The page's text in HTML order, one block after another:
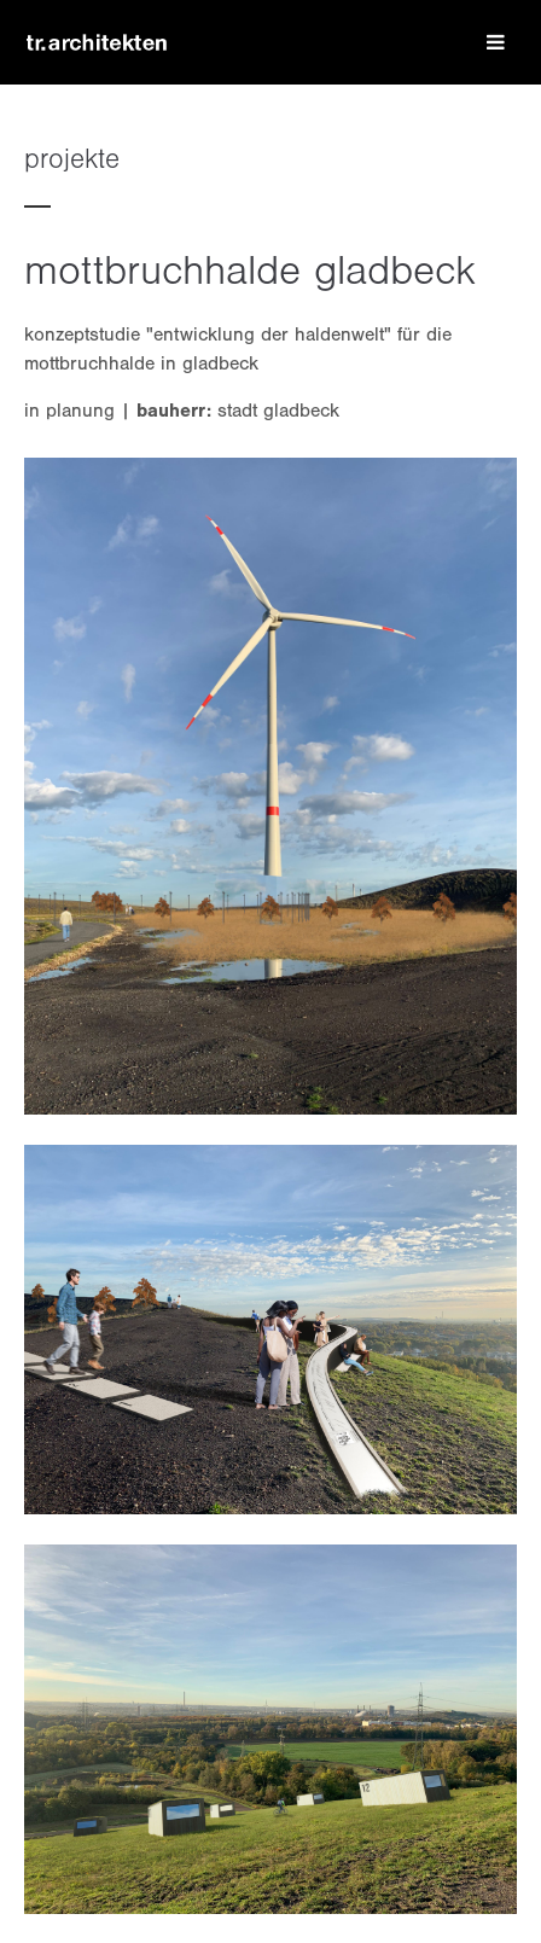
passwort
support
24h
we offer support for our customers
mon - fri 8:00am - 5:00pm
(gmt +1)
get in touch
cybersteel inc.
376-293 city road, suite 600
san francisco, ca 94102
have any questions?
+44 1234 567 890
drop us a line
info@yourdomain.com
about us
lorem ipsum dolor sit amet, consectetuer
adipiscing elit.
aenean commodo ligula eget dolor. aenean massa. cum
sociis natoque penatibus et magnis dis parturient
montes, nascetur ridiculus mus. donec quam felis,
ultricies nec.
projekte
mottbruchhalde gladbeck
konzeptstudie "entwicklung der haldenwelt" für die
mottbruchhalde in gladbeck
in planung | bauherr: stadt gladbeck